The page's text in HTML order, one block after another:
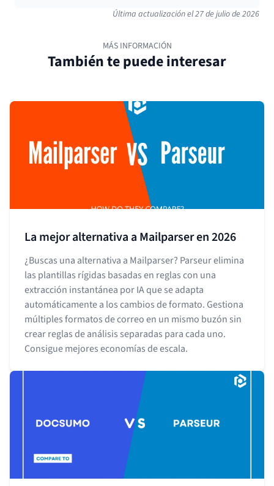
Última actualización el27 de julio de 2026
MÁS INFORMACIÓN
También te puede interesar
La mejor alternativa a Mailparser en 2026
¿Buscas una alternativa a Mailparser? Parseur elimina
las plantillas rígidas basadas en reglas con una
extracción instantánea por IA que se adapta
automáticamente a los cambios de formato. Gestiona
múltiples formatos de correo en un mismo buzón sin
crear reglas de análisis separadas para cada uno.
Consigue mejores economías de escala.